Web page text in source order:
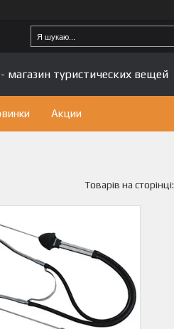
магазин туристических вещей
Акции